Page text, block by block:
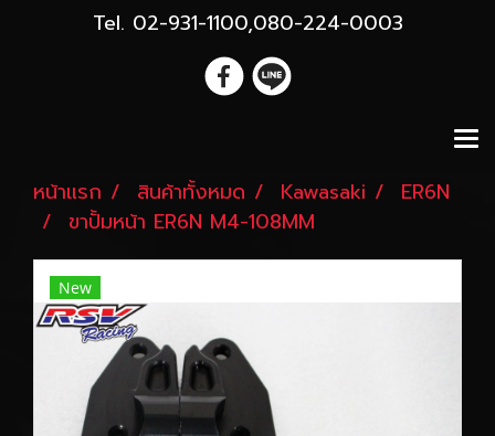
Tel. 02-931-1100,080-224-0003
หน้าแรก สินค้าทั้งหมด Kawasaki
ER6N
ขาปั้มหน้า ER6N M4-108MM
New